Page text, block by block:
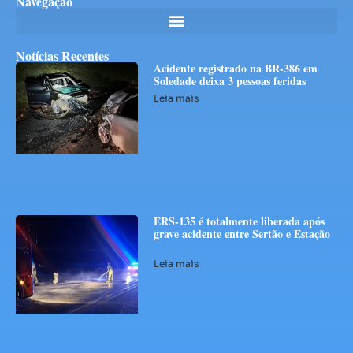
Notícias Recentes
Acidente registrado na BR-386 em
Soledade deixa 3 pessoas feridas
Leia mais
ERS-135 é totalmente liberada após
grave acidente entre Sertão e Estação
Leia mais